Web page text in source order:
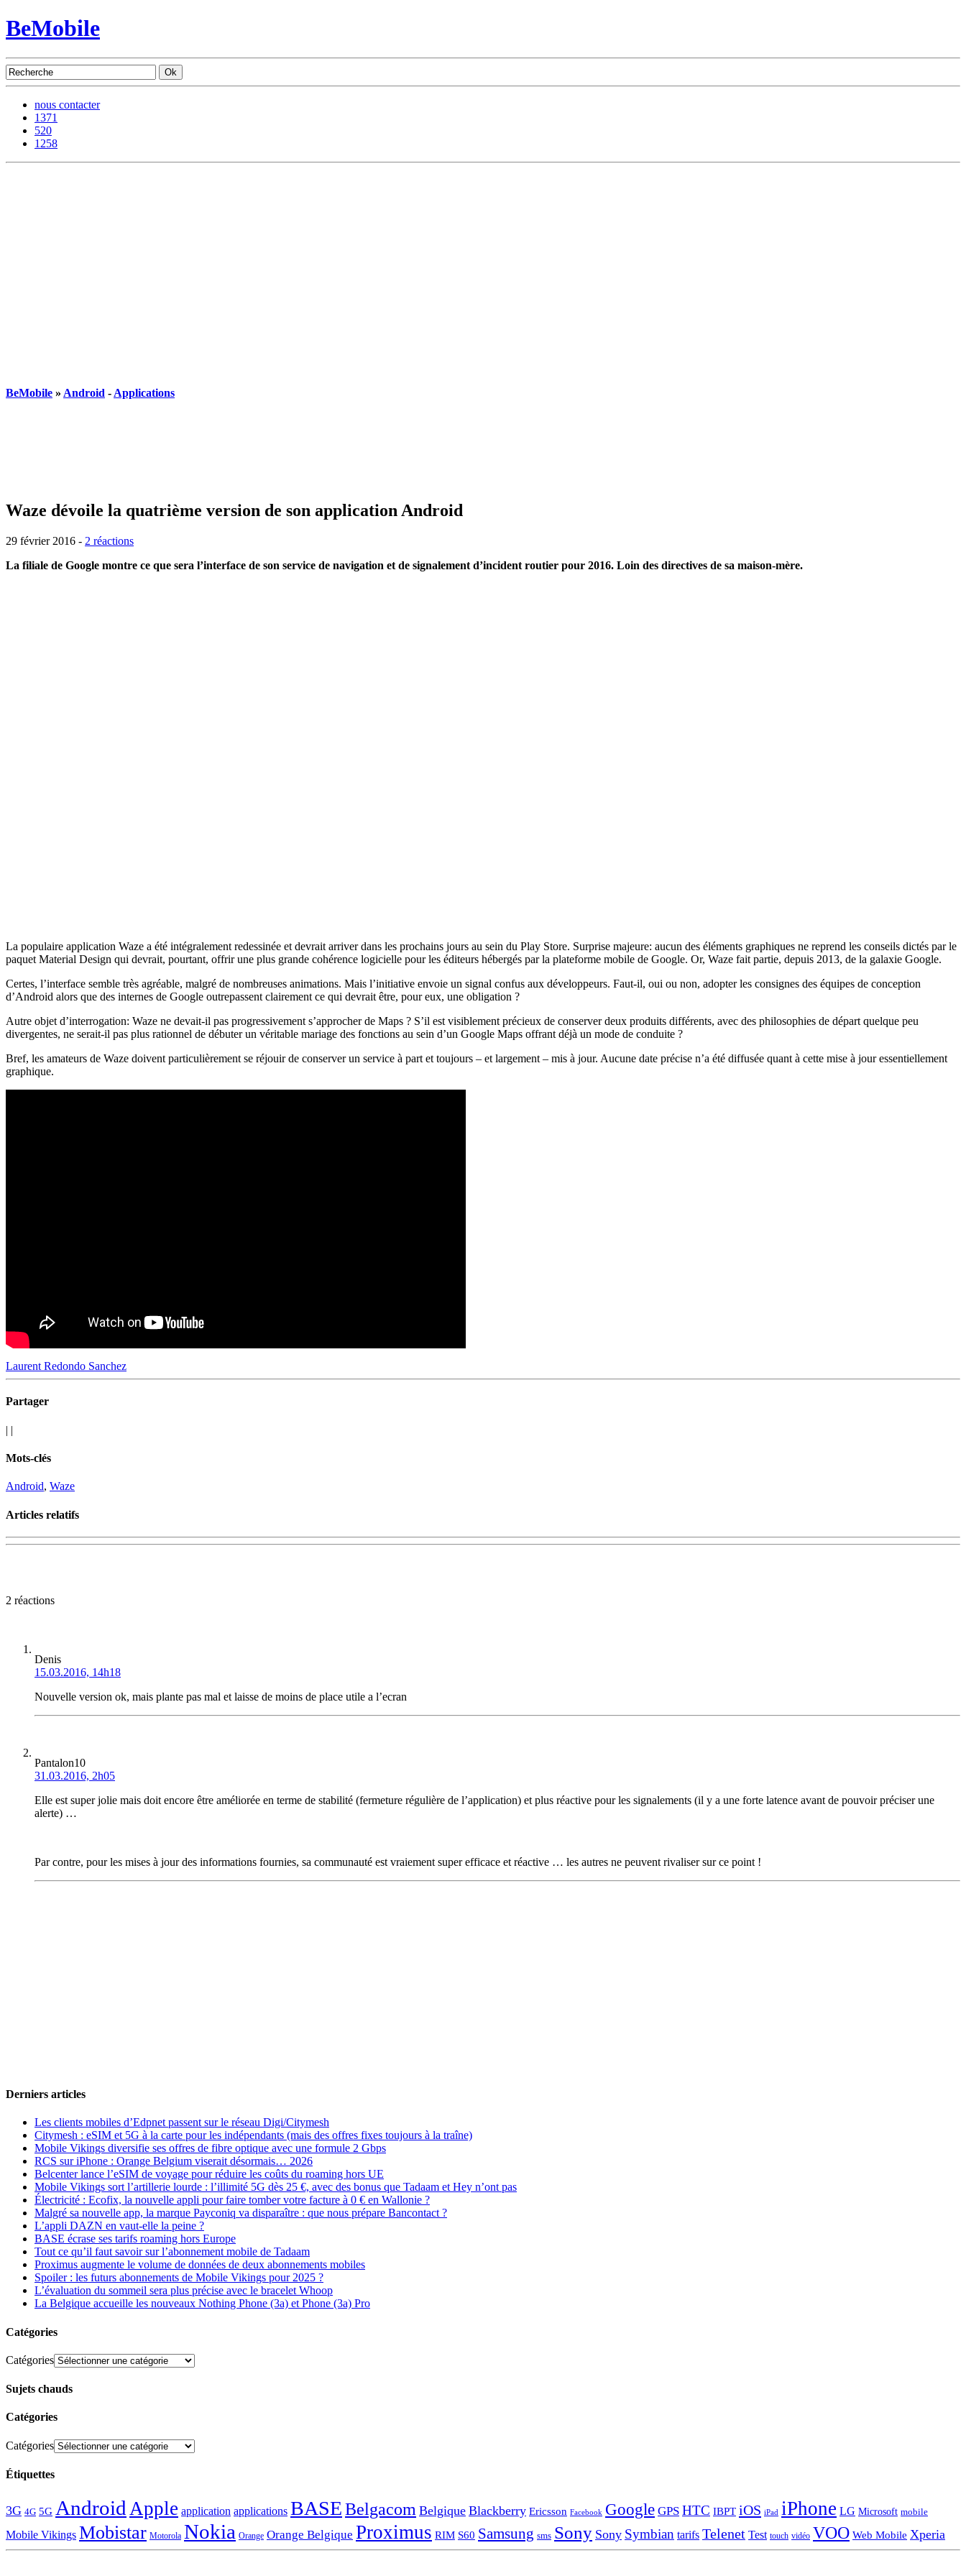
BeMobile
nous contacter
1371
520
1258
BeMobile » Android - Applications
Waze dévoile la quatrième version de son application Android
29 février 2016 - 2 réactions
La filiale de Google montre ce que sera l’interface de son service de navigation et de signalement d’incident routier pour 2016. Loin des directives de sa maison-mère.
La populaire application Waze a été intégralement redessinée et devrait arriver dans les prochains jours au sein du Play Store. Surprise majeure: aucun des éléments graphiques ne reprend les conseils dictés par le
paquet Material Design qui devrait, pourtant, offrir une plus grande cohérence logicielle pour les éditeurs hébergés par la plateforme mobile de Google. Or, Waze fait partie, depuis 2013, de la galaxie Google.
Certes, l’interface semble très agréable, malgré de nombreuses animations. Mais l’initiative envoie un signal confus aux développeurs. Faut-il, oui ou non, adopter les consignes des équipes de conception
d’Android alors que des internes de Google outrepassent clairement ce qui devrait être, pour eux, une obligation ?
Autre objet d’interrogation: Waze ne devait-il pas progressivement s’approcher de Maps ? S’il est visiblement précieux de conserver deux produits différents, avec des philosophies de départ quelque peu
divergentes, ne serait-il pas plus rationnel de débuter un véritable mariage des fonctions au sein d’un Google Maps offrant déjà un mode de conduite ?
Bref, les amateurs de Waze doivent particulièrement se réjouir de conserver un service à part et toujours – et largement – mis à jour. Aucune date précise n’a été diffusée quant à cette mise à jour essentiellement
graphique.
Laurent Redondo Sanchez
Partager
| |
Mots-clés
Android, Waze
Articles relatifs
2 réactions
Denis
15.03.2016, 14h18
Nouvelle version ok, mais plante pas mal et laisse de moins de place utile a l’ecran
Pantalon10
31.03.2016, 2h05
Elle est super jolie mais doit encore être améliorée en terme de stabilité (fermeture régulière de l’application) et plus réactive pour les signalements (il y a une forte latence avant de pouvoir préciser une
alerte) …
Par contre, pour les mises à jour des informations fournies, sa communauté est vraiement super efficace et réactive … les autres ne peuvent rivaliser sur ce point !
Derniers articles
Les clients mobiles d’Edpnet passent sur le réseau Digi/Citymesh
Citymesh : eSIM et 5G à la carte pour les indépendants (mais des offres fixes toujours à la traîne)
Mobile Vikings diversifie ses offres de fibre optique avec une formule 2 Gbps
RCS sur iPhone : Orange Belgium viserait désormais… 2026
Belcenter lance l’eSIM de voyage pour réduire les coûts du roaming hors UE
Mobile Vikings sort l’artillerie lourde : l’illimité 5G dès 25 €, avec des bonus que Tadaam et Hey n’ont pas
Électricité : Ecofix, la nouvelle appli pour faire tomber votre facture à 0 € en Wallonie ?
Malgré sa nouvelle app, la marque Payconiq va disparaître : que nous prépare Bancontact ?
L’appli DAZN en vaut-elle la peine ?
BASE écrase ses tarifs roaming hors Europe
Tout ce qu’il faut savoir sur l’abonnement mobile de Tadaam
Proximus augmente le volume de données de deux abonnements mobiles
Spoiler : les futurs abonnements de Mobile Vikings pour 2025 ?
L’évaluation du sommeil sera plus précise avec le bracelet Whoop
La Belgique accueille les nouveaux Nothing Phone (3a) et Phone (3a) Pro
Catégories
Catégories
Sujets chauds
Catégories
Catégories
Étiquettes
3G 4G 5G Android Apple application applications BASEBelgacom Belgique Blackberry Ericsson Facebook Google GPS HTC IBPT iOS iPad iPhone LG Microsoft mobile
Mobile Vikings Mobistar Motorola Nokia Orange Orange Belgique Proximus RIM S60 Samsung sms Sony Sony Symbian tarifs Telenet Test touch vidéo VOO Web Mobile Xperia